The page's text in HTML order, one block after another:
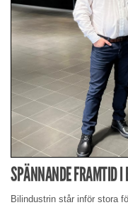
SPÄNNANDE FRAMTID I
Bilindustrin står inför stora